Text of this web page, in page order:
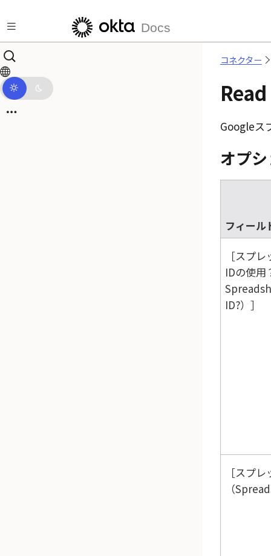
Docs
コネクター
Googleス
オプ
フィール
スプレ
IDの使用
ID?）
スプレ
（